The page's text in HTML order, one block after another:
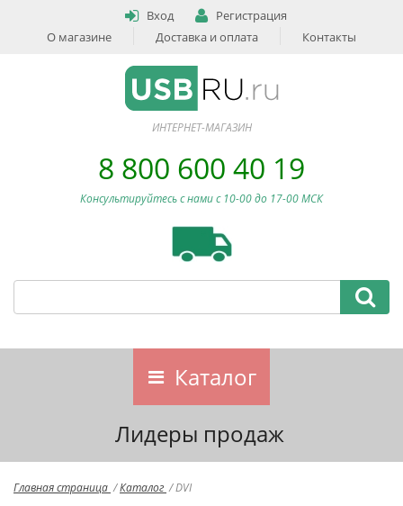
Вход
Регистрация
О магазине
Доставка и оплата Контакты
ИНТЕРНЕТ-МАГАЗИН
8 800 600 40 19
Консультируйтесь с нами c 10-00 до 17-00 МСК
Каталог
Лидеры продаж
Главная страница /Каталог /DVI